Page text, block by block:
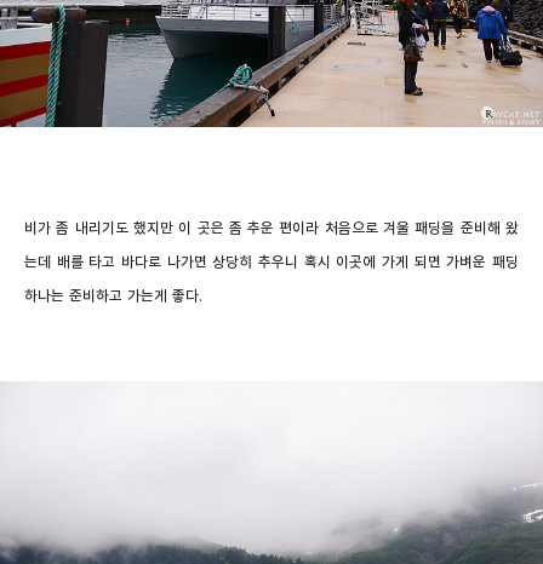
비가 좀 내리기도 했지만 이 곳은 좀 추운 편이라 처음으로 겨울 패딩을 준비해 왔
는데 배를 타고 바다로 나가면 상당히 추우니 혹시 이곳에 가게 되면 가벼운 패딩
하나는 준비하고 가는게 좋다.